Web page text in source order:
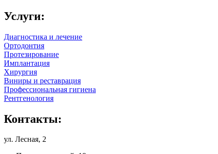
Услуги:
Диагностика и лечение
Ортодонтия
Протезирование
Имплантация
Хирургия
Виниры и реставрация
Профессиональная гигиена
Рентгенология
Контакты:
ул. Лесная, 2